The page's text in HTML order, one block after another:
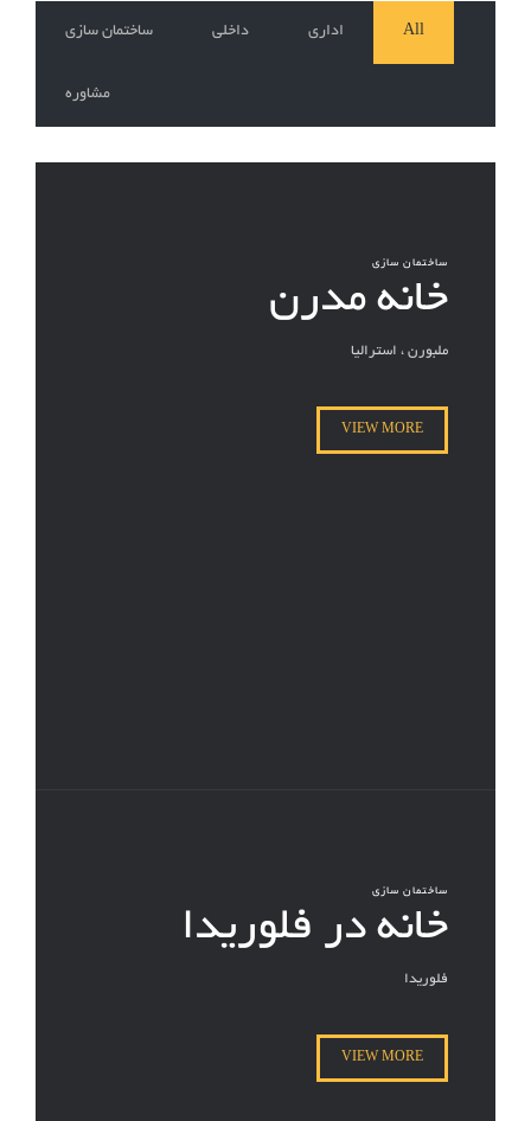
All اداری داخلی ساختمان سازی
مشاوره
ساختمان سازی
خانه مدرن
ملبورن ، استرالیا
VIEW MORE
ساختمان سازی
خانه در فلوریدا
فلوریدا
VIEW MORE